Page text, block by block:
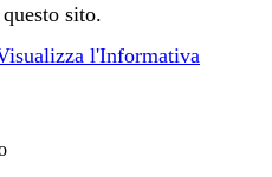
sito.
l'Informativa